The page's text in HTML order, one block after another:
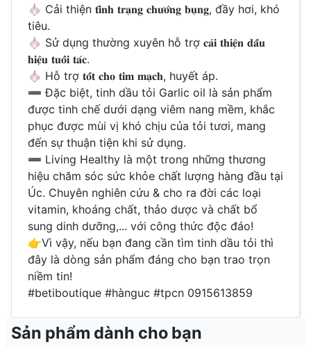
🧄 Cải thiện 𝐭𝐢̀𝐧𝐡 𝐭𝐫𝐚̣𝐧𝐠 𝐜𝐡𝐮̛𝐨̛́𝐧𝐠 𝐛𝐮̣𝐧𝐠, đầy hơi, khó
tiêu.
🧄 Sử dụng thường xuyên hỗ trợ 𝐜𝐚̉𝐢 𝐭𝐡𝐢𝐞̣̂𝐧 𝐝𝐚̂́𝐮
𝐡𝐢𝐞̣̂𝐮 𝐭𝐮𝐨̂̉𝐢 𝐭𝐚́𝐜.
🧄 Hỗ trợ 𝐭𝐨̂́𝐭 𝐜𝐡𝐨 𝐭𝐢𝐦 𝐦𝐚̣𝐜𝐡, huyết áp.
➖ Đặc biệt, tinh dầu tỏi Garlic oil là sản phẩm
được tinh chế dưới dạng viêm nang mềm, khắc
phục được mùi vị khó chịu của tỏi tươi, mang
đến sự thuận tiện khi sử dụng.
➖ Living Healthy là một trong những thương
hiệu chăm sóc sức khỏe chất lượng hàng đầu tại
Úc. Chuyên nghiên cứu & cho ra đời các loại
vitamin, khoáng chất, thảo dược và chất bổ
sung dinh dưỡng,... với công thức độc đáo!
👉Vì vậy, nếu bạn đang cần tìm tinh dầu tỏi thì
đây là dòng sản phẩm đáng cho bạn trao trọn
niềm tin!
#betiboutique #hànguc #tpcn 0915613859
Sản phẩm dành cho bạn